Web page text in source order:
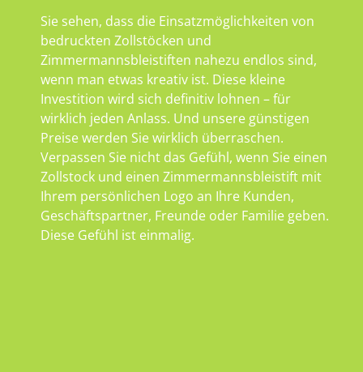
Sie sehen, dass die Einsatzmöglichkeiten von
bedruckten Zollstöcken und
Zimmermannsbleistiften nahezu endlos sind,
wenn man etwas kreativ ist. Diese kleine
Investition wird sich definitiv lohnen – für
wirklich jeden Anlass. Und unsere günstigen
Preise werden Sie wirklich überraschen.
Verpassen Sie nicht das Gefühl, wenn Sie einen
Zollstock und einen Zimmermannsbleistift mit
Ihrem persönlichen Logo an Ihre Kunden,
Geschäftspartner, Freunde oder Familie geben.
Diese Gefühl ist einmalig.